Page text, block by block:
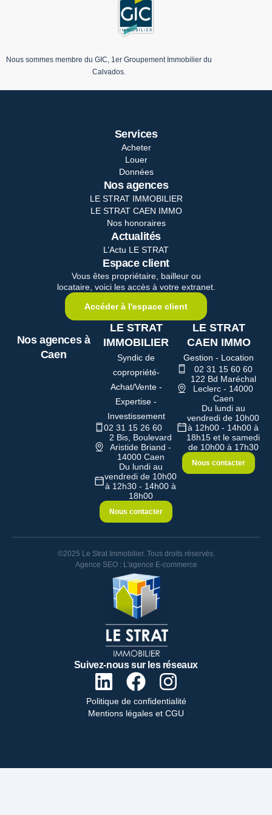
Nous sommes membre du GIC, 1er Groupement Immobilier du
Calvados.
Suivez-nous sur les réseaux
Politique de confidentialité
Mentions légales et CGU
Services
Acheter
Louer
Données
Nos agences
LE STRAT IMMOBILIER
LE STRAT CAEN IMMO
Nos honoraires
Actualités
L’Actu LE STRAT
Espace client
Vous êtes propriétaire, bailleur ou
locataire, voici les accès à votre extranet.
Accéder à l'espace client
Nos agences à
Caen
LE STRAT
IMMOBILIER
Syndic de
copropriété-
Achat/Vente -
Expertise -
Investissement
02 31 15 26 60
2 Bis, Boulevard
Aristide Briand -
14000 Caen
Du lundi au
vendredi de 10h00
à 12h30 - 14h00 à
18h00
Nous contacter
LE STRAT
CAEN IMMO
Gestion - Location
02 31 15 60 60
122 Bd Maréchal
Leclerc - 14000
Caen
Du lundi au
vendredi de 10h00
à 12h00 - 14h00 à
18h15 et le samedi
de 10h00 à 17h30
Nous contacter
©2025 Le Strat Immobilier. Tous droits réservés.
Agence SEO : L'agence E-commerce